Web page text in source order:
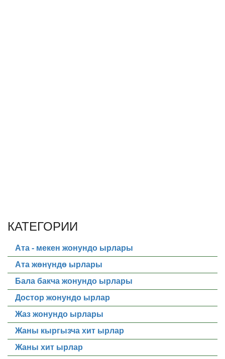
КАТЕГОРИИ
Ата - мекен жонундо ырлары
Ата жөнүндө ырлары
Бала бакча жонундо ырлары
Достор жонундо ырлар
Жаз жонундо ырлары
Жаны кыргызча хит ырлар
Жаны хит ырлар